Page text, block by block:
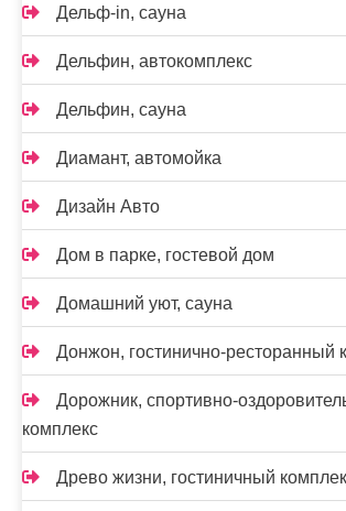
Дельф-in, сауна
Дельфин, автокомплекс
Дельфин, сауна
Диамант, автомойка
Дизайн Авто
Дом в парке, гостевой дом
Домашний уют, сауна
Донжон, гостинично-ресторанный
Дорожник, спортивно-
комплекс
Древо жизни, гостиничный